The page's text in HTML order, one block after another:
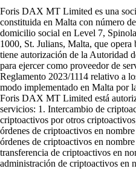
Foris DAX MT Limited es una
constituida en Malta con número
domicilio social en Level 7,
1000, St. Julians, Malta, que opera
tiene autorización de la Autoridad
para ejercer como proveedor de
Reglamento 2023/1114 relativo a
modo implementado en Malta por
Foris DAX MT Limited está
servicios: 1. Intercambio de
criptoactivos por otros
órdenes de criptoactivos en
órdenes de criptoactivos en
transferencia de criptoactivos en
administración de criptoactivos en